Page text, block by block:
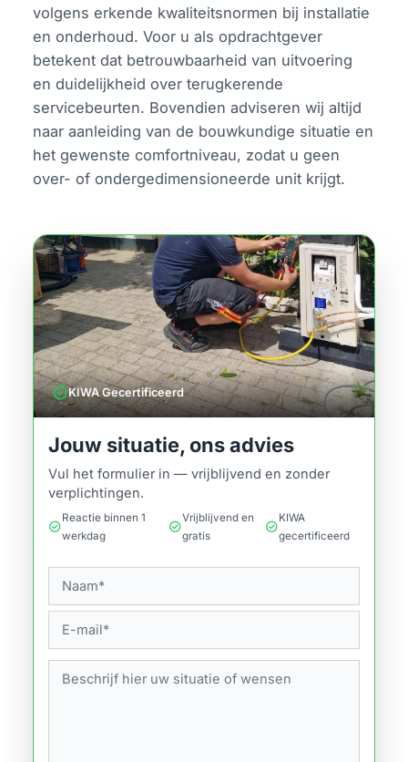
volgens erkende kwaliteitsnormen bij installatie
en onderhoud. Voor u als opdrachtgever
betekent dat betrouwbaarheid van uitvoering
en duidelijkheid over terugkerende
servicebeurten. Bovendien adviseren wij altijd
naar aanleiding van de bouwkundige situatie en
het gewenste comfortniveau, zodat u geen
over- of ondergedimensioneerde unit krijgt.
verifiedKIWA Gecertificeerd
Jouw situatie, ons advies
Vul het formulier in — vrijblijvend en zonder
verplichtingen.
check_circle
Reactie binnen 1
werkdag
check_circle
Vrijblijvend en
gratis
check_circle
KIWA
gecertificeerd